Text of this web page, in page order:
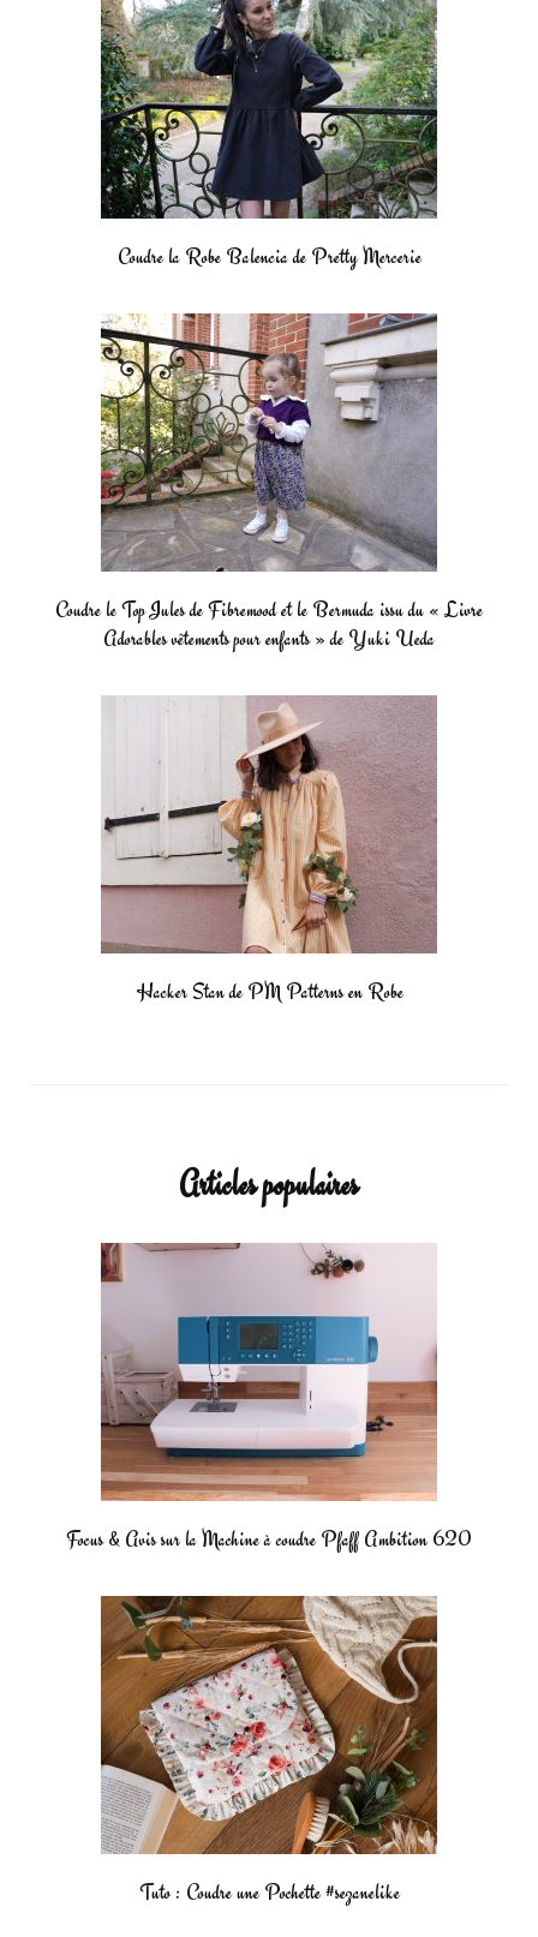
Coudre la Robe Balencia de Pretty Mercerie
Coudre le Top Jules de Fibremood et le Bermuda issu du « Livre
Adorables vêtements pour enfants » de Yuki Ueda
Hacker Stan de PM Patterns en Robe
Articles populaires
Focus & Avis sur la Machine à coudre Pfaff Ambition 620
Tuto : Coudre une Pochette #sezanelike